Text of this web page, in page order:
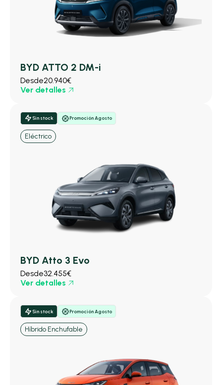
BYD ATTO 2 DM-i
Desde20.940€
Ver detalles
Sin stock Promoción Agosto
Eléctrico
BYD Atto 3 Evo
Desde32.455€
Ver detalles
Sin stock Promoción Agosto
Híbrido Enchufable